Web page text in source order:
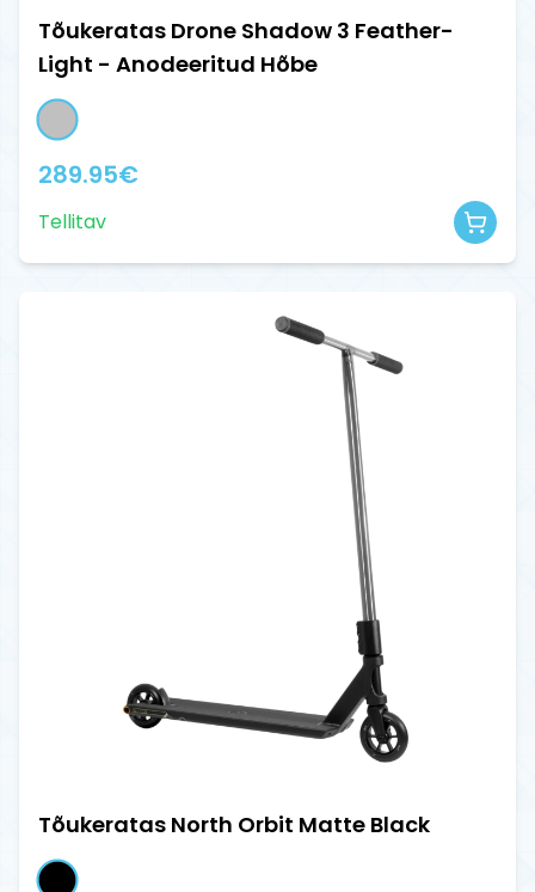
Tõukeratas Drone Shadow 3 Feather-
Light - Anodeeritud Hõbe
289.95€
Tellitav
Tõukeratas North Orbit Matte Black